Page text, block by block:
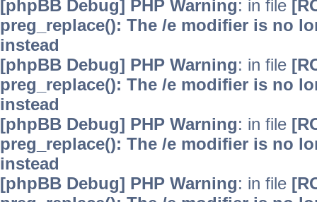
[phpBB Debug] PHP Warning: in file
preg_replace(): The /e modifier is no
instead
[phpBB Debug] PHP Warning: in file
preg_replace(): The /e modifier is no
instead
[phpBB Debug] PHP Warning: in file
preg_replace(): The /e modifier is no
instead
[phpBB Debug] PHP Warning: in file